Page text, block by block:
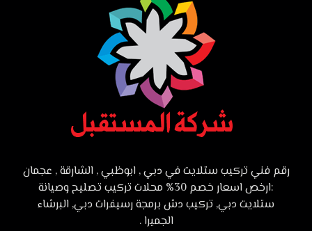
رقم فني تركيب ستلايت في دبي , ابوظبي , الشارقة , عجمان
:ارخص اسعار خصم 30% محلات تركيب تصليح وصيانة
ستلايت دبي, تركيب دش برمجة رسيفرات دبي, البرشاء
الجميرا .